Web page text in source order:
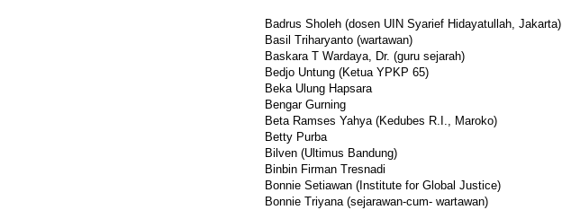
Badrus Sholeh (dosen UIN Syarief Hidayatullah, Jakarta)
Basil Triharyanto (wartawan)
Baskara T Wardaya, Dr. (guru sejarah)
Bedjo Untung (Ketua YPKP 65)
Beka Ulung Hapsara
Bengar Gurning
Beta Ramses Yahya (Kedubes R.I., Maroko)
Betty Purba
Bilven (Ultimus Bandung)
Binbin Firman Tresnadi
Bonnie Setiawan (Institute for Global Justice)
Bonnie Triyana (sejarawan-cum- wartawan)